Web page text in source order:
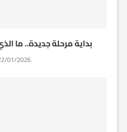
بداية مرحلة جديدة.. ما
01/2026